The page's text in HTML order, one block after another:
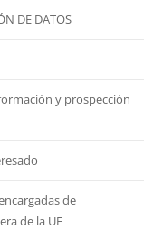
DE DATOS
y prospección
de
de la UE